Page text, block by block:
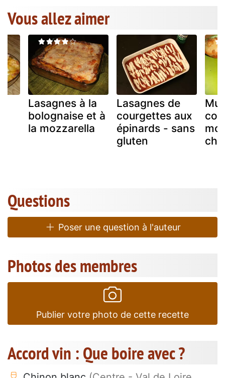
Vous allez aimer
Lasagnes à la
bolognaise et à
la mozzarella
Lasagnes de
courgettes aux
épinards - sans
gluten
Questions
Poser une question à l'auteur
Photos des membres
Publier votre photo de cette recette
Accord vin : Que boire avec ?